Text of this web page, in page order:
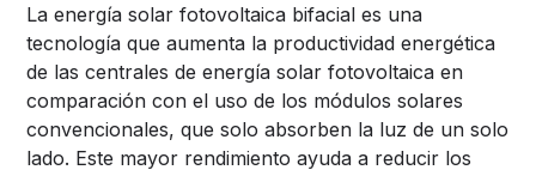
La energía solar fotovoltaica bifacial es una
tecnología que aumenta la productividad energética
de las centrales de energía solar fotovoltaica en
comparación con el uso de los módulos solares
convencionales, que solo absorben la luz de un solo
lado. Este mayor rendimiento ayuda a reducir los